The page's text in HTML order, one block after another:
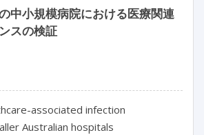
中小規模病院における医療関連
スの検証
associated infection
Australian hospitals